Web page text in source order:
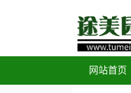
网站首页